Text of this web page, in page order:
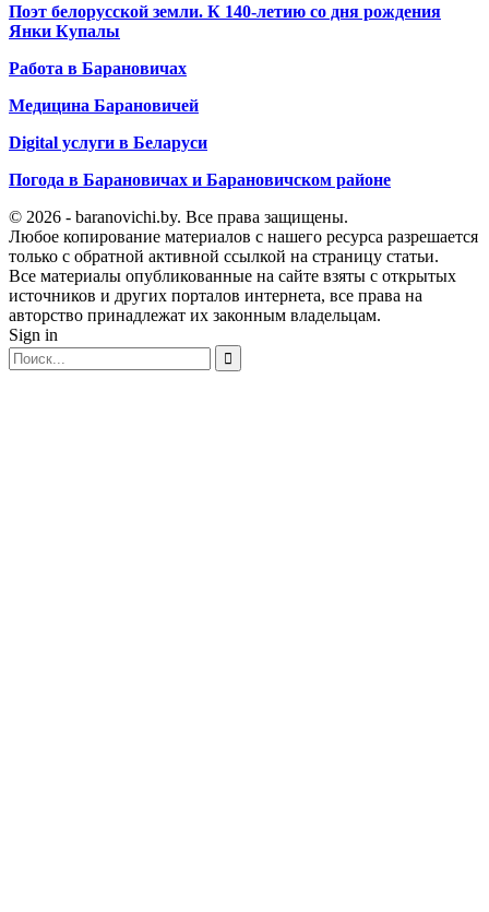
Поэт белорусской земли. К 140-летию со дня рождения
Янки Купалы
Работа в Барановичах
Медицина Барановичей
Digital услуги в Беларуси
Погода в Барановичах и Барановичском районе
© 2026 - baranovichi.by. Все права защищены.
Любое копирование материалов с нашего ресурса разрешается
только с обратной активной ссылкой на страницу статьи.
Все материалы опубликованные на сайте взяты с открытых
источников и других порталов интернета, все права на
авторство принадлежат их законным владельцам.
Sign in